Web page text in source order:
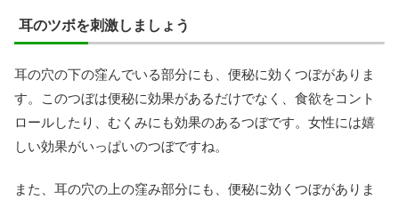
耳のツボを刺激しましょう
耳の穴の下の窪んでいる部分にも、便秘に効くつぼがありま
す。このつぼは便秘に効果があるだけでなく、食欲をコント
ロールしたり、むくみにも効果のあるつぼです。女性には嬉
しい効果がいっぱいのつぼですね。
また、耳の穴の上の窪み部分にも、便秘に効くつぼがありま